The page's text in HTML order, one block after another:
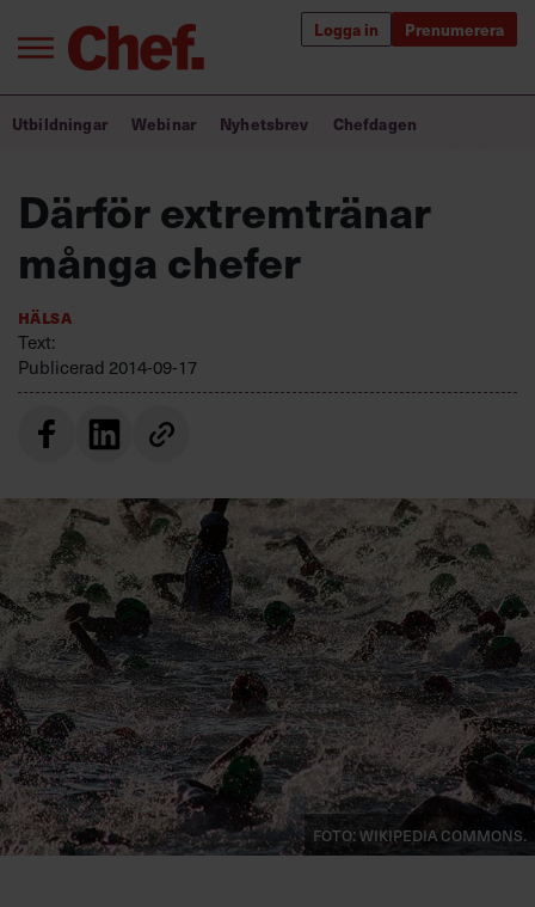
Logga in Prenumerera
Annonsera
Kontakta oss
Kundservice
Villkor och policy för
personuppgiftsbehandling
Sök
efter:
Bra ledare förändrar världen
Utbildning för ledare
Chefakademin+
Utbildningar Webinar Nyhetsbrev Chefdagen
Därför extremtränar
många chefer
Hälsa
Text:
Publicerad 2014-09-17
Foto: Wikipedia Commons.